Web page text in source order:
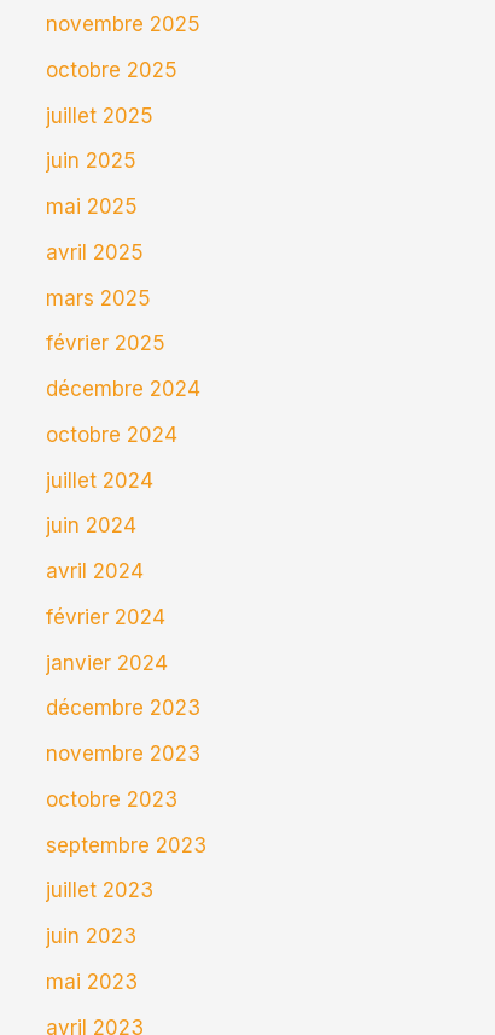
novembre 2025
octobre 2025
juillet 2025
juin 2025
mai 2025
avril 2025
mars 2025
février 2025
décembre 2024
octobre 2024
juillet 2024
juin 2024
avril 2024
février 2024
janvier 2024
décembre 2023
novembre 2023
octobre 2023
septembre 2023
juillet 2023
juin 2023
mai 2023
avril 2023